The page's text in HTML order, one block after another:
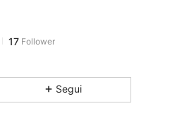
17 Follower
Segui